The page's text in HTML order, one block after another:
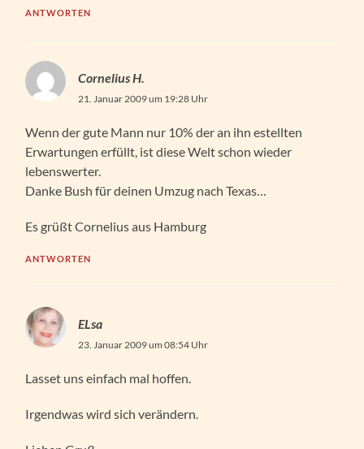
ANTWORTEN
Cornelius H.
21. Januar 2009 um 19:28 Uhr
Wenn der gute Mann nur 10% der an ihn estellten
Erwartungen erfüllt, ist diese Welt schon wieder
lebenswerter.
Danke Bush für deinen Umzug nach Texas…
Es grüßt Cornelius aus Hamburg
ANTWORTEN
ELsa
23. Januar 2009 um 08:54 Uhr
Lasset uns einfach mal hoffen.
Irgendwas wird sich verändern.